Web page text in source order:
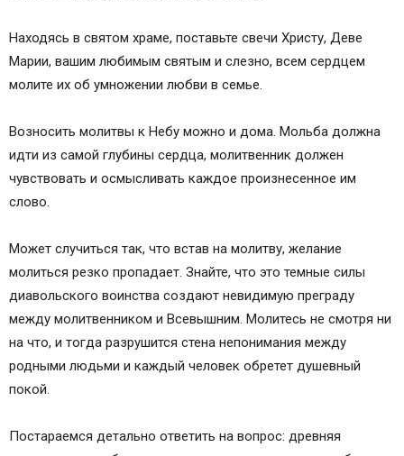
Находясь в святом храме, поставьте свечи Христу, Деве
Марии, вашим любимым святым и слезно, всем сердцем
молите их об умножении любви в семье.
Возносить молитвы к Небу можно и дома. Мольба должна
идти из самой глубины сердца, молитвенник должен
чувствовать и осмысливать каждое произнесенное им
слово.
Может случиться так, что встав на молитву, желание
молиться резко пропадает. Знайте, что это темные силы
диавольского воинства создают невидимую преграду
между молитвенником и Всевышним. Молитесь не смотря ни
на что, и тогда разрушится стена непонимания между
родными людьми и каждый человек обретет душевный
покой.
Постараемся детально ответить на вопрос: древняя